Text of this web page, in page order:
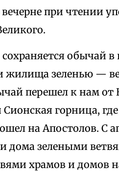
вечерне при чтении
обычай
жилища зеленью —
перешел к нам от
горница,
на Апостолов. С
дома зелеными
храмов и домов